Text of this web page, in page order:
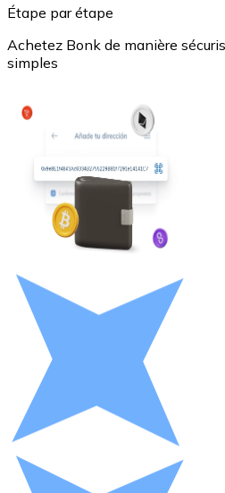
LTC
XRP
Étape par étape
Achetez Bonk de manière
simples